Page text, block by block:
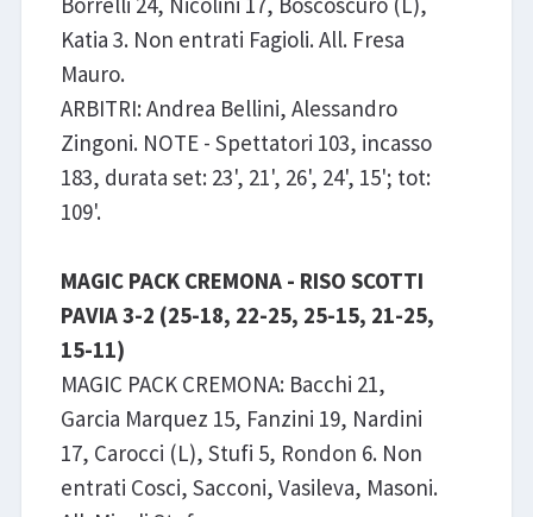
Katia 3. Non entrati Fagioli. All. Fresa
Mauro.
ARBITRI: Andrea Bellini, Alessandro
Zingoni. NOTE - Spettatori 103, incasso
183, durata set: 23', 21', 26', 24', 15'; tot:
109'.
MAGIC PACK CREMONA - RISO SCOTTI
PAVIA 3-2 (25-18, 22-25, 25-15, 21-25,
15-11)
MAGIC PACK CREMONA: Bacchi 21,
Garcia Marquez 15, Fanzini 19, Nardini
17, Carocci (L), Stufi 5, Rondon 6. Non
entrati Cosci, Sacconi, Vasileva, Masoni.